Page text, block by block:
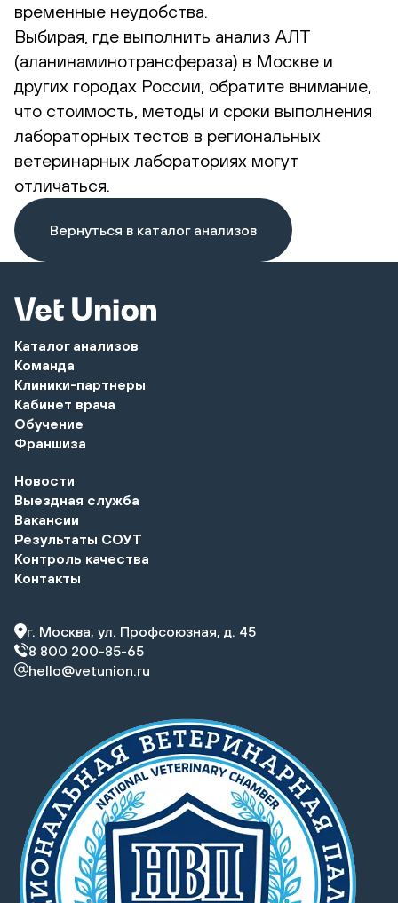
временные неудобства.
Выбирая, где выполнить анализ АЛТ
(аланинаминотрансфераза) в Москве и
других городах России, обратите внимание,
что стоимость, методы и сроки выполнения
лабораторных тестов в региональных
ветеринарных лабораториях могут
отличаться.
Вернуться в каталог анализов
Каталог анализов
Команда
Клиники-партнеры
Кабинет врача
Обучение
Франшиза
Новости
Выездная служба
Вакансии
Результаты СОУТ
Контроль качества
Контакты
г. Москва, ул. Профсоюзная, д. 45
8 800 200-85-65
hello@vetunion.ru